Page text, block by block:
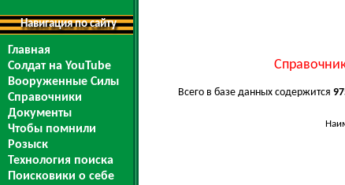
Навигация по сайту
Главная
Солдат на YouTube
Вооруженные Силы
Справочники
Документы
Чтобы помнили
Розыск
Технология поиска
Поисковики о себе
Всего в базе данных содержится